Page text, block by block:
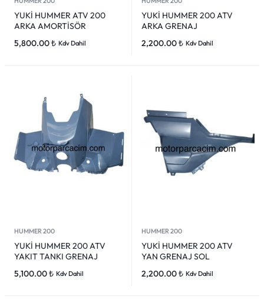
YUKİ HUMMER ATV 200
ARKA AMORTİSÖR
5,800.00₺ Kdv Dahil
YUKİ HUMMER 200 ATV
ARKA GRENAJ
2,200.00₺ Kdv Dahil
HUMMER 200
YUKİ HUMMER 200 ATV
YAKIT TANKI GRENAJ
5,100.00₺ Kdv Dahil
HUMMER 200
YUKİ HUMMER 200 ATV
YAN GRENAJ SOL
2,200.00₺ Kdv Dahil